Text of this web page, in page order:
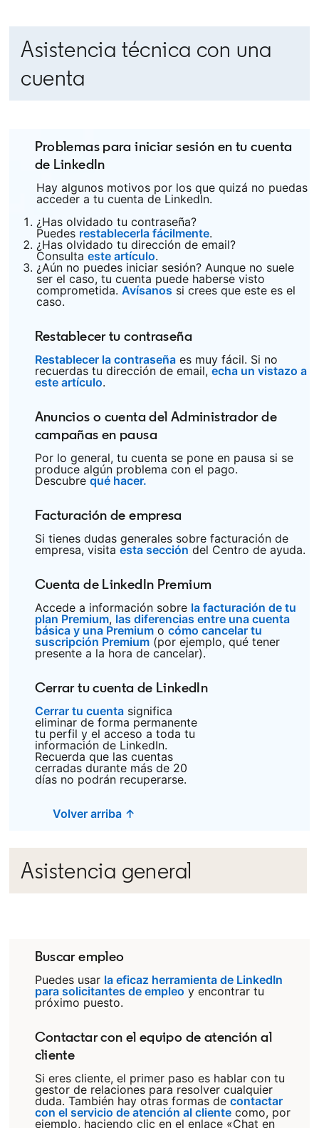
Asistencia técnica con una
cuenta
Problemas para iniciar sesión en tu cuenta
de LinkedIn
Hay algunos motivos por los que quizá no puedas
acceder a tu cuenta de LinkedIn.
¿Has olvidado tu contraseña?
Puedes restablecerla fácilmenteopens in a new tab
.
¿Has olvidado tu dirección de email?
Consulta este artículoopens in a new tab
.
¿Aún no puedes iniciar sesión? Aunque no suele
ser el caso, tu cuenta puede haberse visto
comprometida. Avísanos opens in a new tab
si crees que este es el
caso.
Restablecer tu contraseña
Restablecer la contraseñaopens in a new tab
es muy fácil. Si no
recuerdas tu dirección de email, echa un vistazo a
este artículoopens in a new tab
.
Anuncios o cuenta del Administrador de
campañas en pausa
Por lo general, tu cuenta se pone en pausa si se
produce algún problema con el pago.
Descubre qué hacer. opens in a new tab
Facturación de empresa
Si tienes dudas generales sobre facturación de
empresa, visita esta sección opens in a new tab
del Centro de ayuda.
Cuenta de LinkedIn Premium
Accede a información sobre la facturación de tu
plan Premiumopens in a new tab
, las diferencias entre una cuenta
básica y una Premiumopens in a new tab
o cómo cancelar tu
suscripción Premiumopens in a new tab
(por ejemplo, qué tener
presente a la hora de cancelar).
Cerrar tu cuenta de LinkedIn
Cerrar tu cuentaopens in a new tab
significa
eliminar de forma permanente
tu perfil y el acceso a toda tu
información de LinkedIn.
Recuerda que las cuentas
cerradas durante más de 20
días no podrán recuperarse.
Volver arriba ↑
Asistencia general
Buscar empleo
Puedes usar la eficaz herramienta de LinkedIn
para solicitantes de empleo opens in a new tab
y encontrar tu
próximo puesto.
Contactar con el equipo de atención al
cliente
Si eres cliente, el primer paso es hablar con tu
gestor de relaciones para resolver cualquier
duda. También hay otras formas de contactar
con el servicio de atención al clienteopens in a new
como, por
ejemplo, haciendo clic en el enlace «Chat en